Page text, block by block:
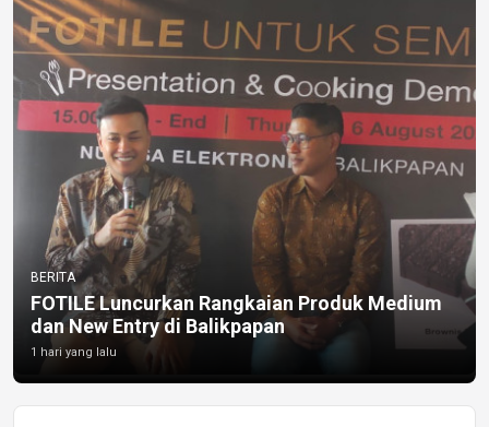
BERITA
FOTILE Luncurkan Rangkaian Produk Medium
dan New Entry di Balikpapan
1 hari yang lalu